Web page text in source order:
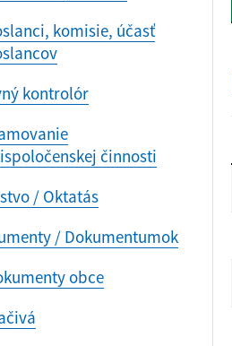
komisie, účasť
kontrolór
činnosti
/ Oktatás
/ Dokumentumok
obce